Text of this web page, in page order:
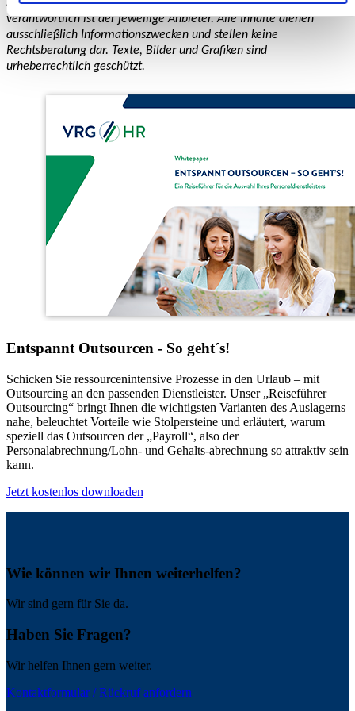
Aktualität. Für externe Links wird keine Haftung übernommen,
verantwortlich ist der jeweilige Anbieter. Alle Inhalte dienen
ausschließlich Informationszwecken und stellen keine
Rechtsberatung dar. Texte, Bilder und Grafiken sind
urheberrechtlich geschützt.
Entspannt Outsourcen - So geht´s!
Schicken Sie ressourcenintensive Prozesse in den Urlaub – mit
Outsourcing an den passenden Dienstleister. Unser „Reiseführer
Outsourcing“ bringt Ihnen die wichtigsten Varianten des Auslagerns
nahe, beleuchtet Vorteile wie Stolpersteine und erläutert, warum
speziell das Outsourcen der „Payroll“, also der
Personalabrechnung/Lohn- und Gehalts-abrechnung so attraktiv sein
kann.
Jetzt kostenlos downloaden
Wie können wir Ihnen weiterhelfen?
Wir sind gern für Sie da.
Haben Sie Fragen?
Wir helfen Ihnen gern weiter.
Kontaktformular / Rückruf anfordern